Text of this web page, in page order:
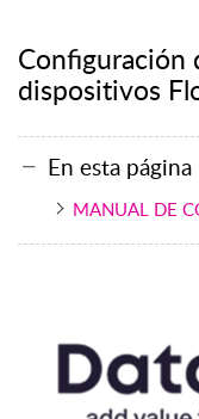
Configuración
dispositivos
En esta página
MANUAL DE